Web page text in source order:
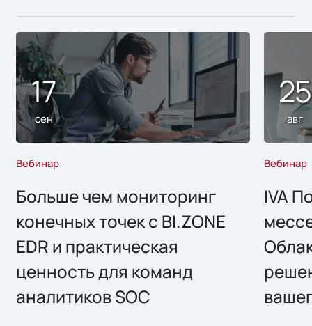
17
сен
Вебинар
Больше чем мониторинг
конечных точек с BI.ZONE
EDR и практическая
ценность для команд
аналитиков SOC
25
авг
Вебинар
IVA